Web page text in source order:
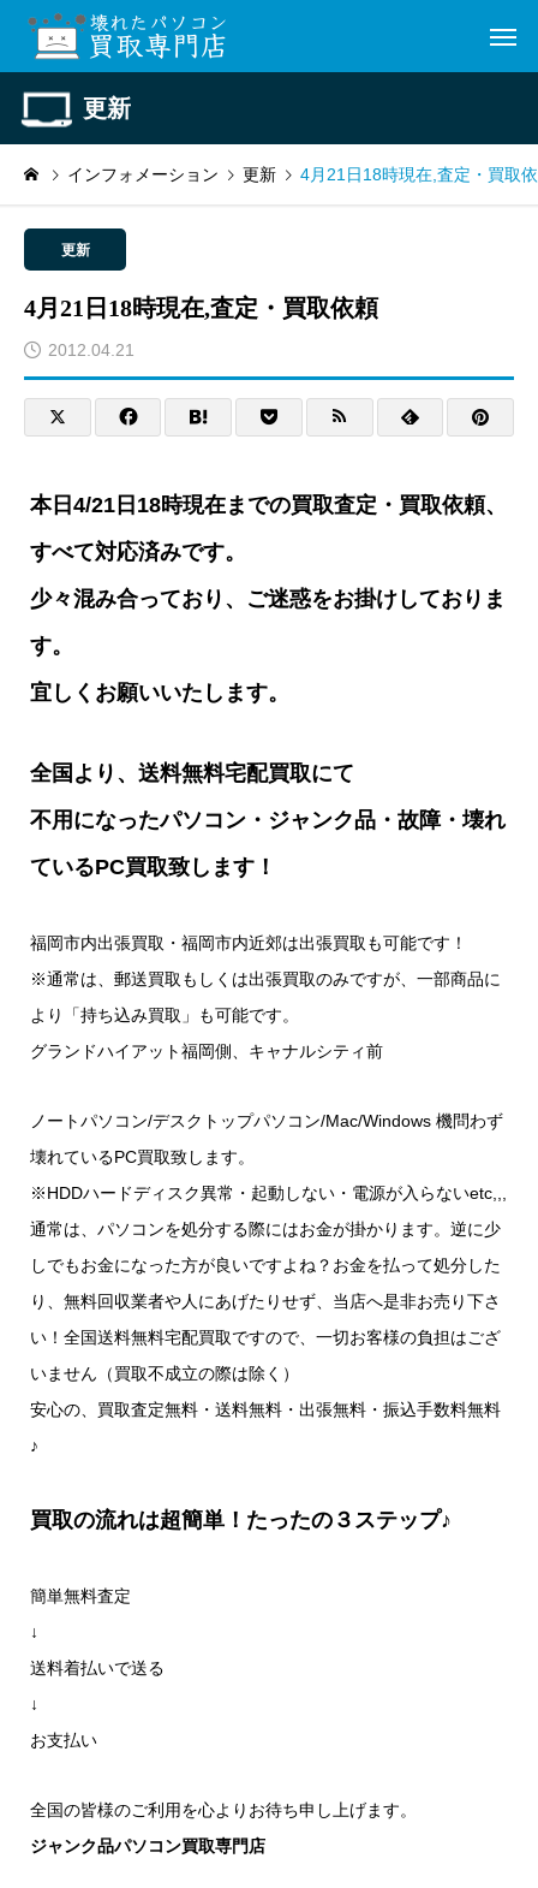
更新
インフォメーション 更新 4月21日18時現在,査定・買取
更新
4月21日18時現在,査定・買取依頼
2012.04.21
本日4/21日18時現在までの買取査定・買取依頼、
すべて対応済みです。
少々混み合っており、ご迷惑をお掛けしておりま
す。
宜しくお願いいたします。
全国より、送料無料宅配買取にて
不用になったパソコン・ジャンク品・故障・壊れ
ているPC買取致します！
福岡市内出張買取・福岡市内近郊は出張買取も可能です！
※通常は、郵送買取もしくは出張買取のみですが、一部商品に
より「持ち込み買取」も可能です。
グランドハイアット福岡側、キャナルシティ前
ノートパソコン/デスクトップパソコン/Mac/Windows 機問わず
壊れているPC買取致します。
※HDDハードディスク異常・起動しない・電源が入らないetc,,,
通常は、パソコンを処分する際にはお金が掛かります。逆に少
しでもお金になった方が良いですよね？お金を払って処分した
り、無料回収業者や人にあげたりせず、当店へ是非お売り下さ
い！全国送料無料宅配買取ですので、一切お客様の負担はござ
いません（買取不成立の際は除く）
安心の、買取査定無料・送料無料・出張無料・振込手数料無料
♪
買取の流れは超簡単！たったの３ステップ♪
簡単無料査定
↓
送料着払いで送る
↓
お支払い
全国の皆様のご利用を心よりお待ち申し上げます。
ジャンク品パソコン買取専門店